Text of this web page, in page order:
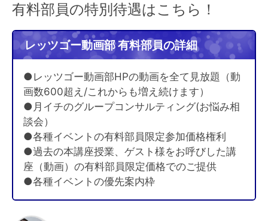
有料部員の特別待遇はこちら！
レッツゴー動画部 有料部員の詳細
●レッツゴー動画部HPの動画を全て見放題（動
画数600超え/これからも増え続けます）
●月イチのグループコンサルティング(お悩み相
談会）
●各種イベントの有料部員限定参加価格権利
●過去の本講座授業、ゲスト様をお呼びした講
座（動画）の有料部員限定価格でのご提供
●各種イベントの優先案内枠